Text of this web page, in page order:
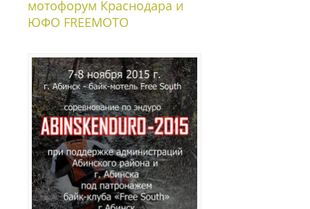
мотофорум Краснодара и
ЮФО FREEMOTO